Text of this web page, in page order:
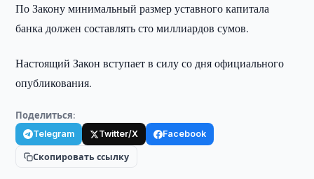
По Закону минимальный размер уставного капитала
банка должен составлять сто миллиардов сумов.
Настоящий Закон вступает в силу со дня официального
опубликования.
Поделиться:
Telegram Twitter/X Facebook
Скопировать ссылку